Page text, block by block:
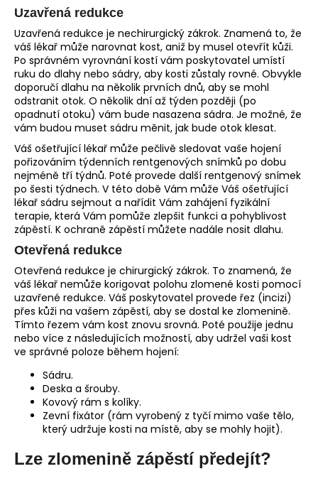
Uzavřená redukce
Uzavřená redukce je nechirurgický zákrok. Znamená to, že
váš lékař může narovnat kost, aniž by musel otevřít kůži.
Po správném vyrovnání kostí vám poskytovatel umístí
ruku do dlahy nebo sádry, aby kosti zůstaly rovné. Obvykle
doporučí dlahu na několik prvních dnů, aby se mohl
odstranit otok. O několik dní až týden později (po
opadnutí otoku) vám bude nasazena sádra. Je možné, že
vám budou muset sádru měnit, jak bude otok klesat.
Váš ošetřující lékař může pečlivě sledovat vaše hojení
pořizováním týdenních rentgenových snímků po dobu
nejméně tří týdnů. Poté provede další rentgenový snímek
po šesti týdnech. V této době Vám může Váš ošetřující
lékař sádru sejmout a nařídit Vám zahájení fyzikální
terapie, která Vám pomůže zlepšit funkci a pohyblivost
zápěstí. K ochraně zápěstí můžete nadále nosit dlahu.
Otevřená redukce
Otevřená redukce je chirurgický zákrok. To znamená, že
váš lékař nemůže korigovat polohu zlomené kosti pomocí
uzavřené redukce. Váš poskytovatel provede řez (incizi)
přes kůži na vašem zápěstí, aby se dostal ke zlomenině.
Tímto řezem vám kost znovu srovná. Poté použije jednu
nebo více z následujících možností, aby udržel vaši kost
ve správné poloze během hojení:
Sádru.
Deska a šrouby.
Kovový rám s kolíky.
Zevní fixátor (rám vyrobený z tyčí mimo vaše tělo,
který udržuje kosti na místě, aby se mohly hojit).
Lze zlomenině zápěstí předejít?